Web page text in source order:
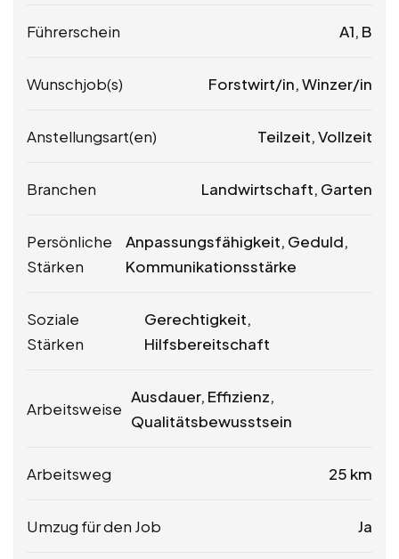
Führerschein A1, B
Wunschjob(s) Forstwirt/in, Winzer/in
Anstellungsart(en) Teilzeit, Vollzeit
Branchen Landwirtschaft, Garten
Persönliche
Stärken
Anpassungsfähigkeit, Geduld,
Kommunikationsstärke
Soziale
Stärken
Gerechtigkeit,
Hilfsbereitschaft
Arbeitsweise
Ausdauer, Effizienz,
Qualitätsbewusstsein
Arbeitsweg 25 km
Umzug für den Job Ja